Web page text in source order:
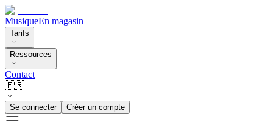
MusiqueEn magasin
Tarifs
Ressources
Contact
🇫🇷
Se connecter Créer un compte